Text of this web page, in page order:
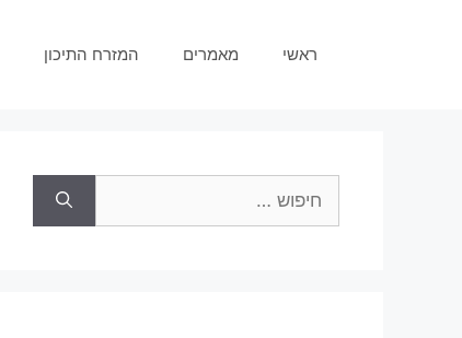
ראשי מאמרים המזרח התיכון